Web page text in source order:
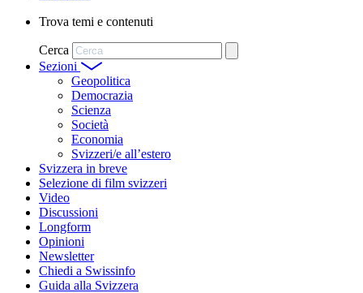
Trova temi e contenuti
Cerca
Sezioni
Geopolitica
Democrazia
Scienza
Società
Economia
Svizzeri/e all’estero
Svizzera in breve
Selezione di film svizzeri
Video
Discussioni
Longform
Opinioni
Newsletter
Chiedi a Swissinfo
Guida alla Svizzera